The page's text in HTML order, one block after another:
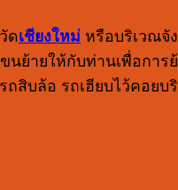
ดเชียงใหม่ หรือบริเวณจั
ายให้กับท่านเพื่อการ
สิบล้อ รถเฮียบไว้คอ